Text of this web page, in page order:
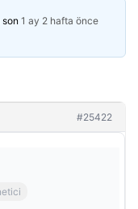
son 1 ay 2 hafta önce
#25422